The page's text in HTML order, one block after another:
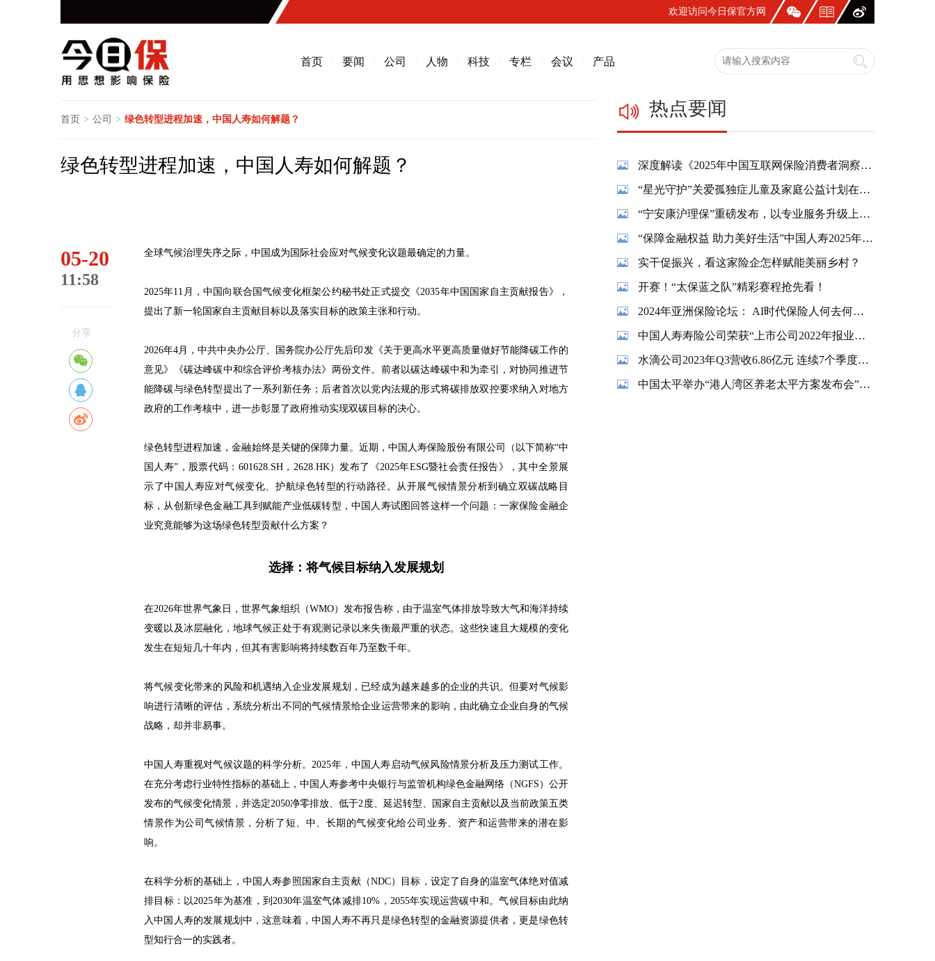
欢迎访问今日保官方网
首页 要闻 公司 人物 科技 专栏 会议 产品
首页 > 公司 > 绿色转型进程加速，中国人寿如何解题？
绿色转型进程加速，中国人寿如何解题？
05-20
11:58
分享
全球气候治理失序之际，中国成为国际社会应对气候变化议题最确定的力量。
2025年11月，中国向联合国气候变化框架公约秘书处正式提交《2035年中国国家自主贡献报告》，
提出了新一轮国家自主贡献目标以及落实目标的政策主张和行动。
2026年4月，中共中央办公厅、国务院办公厅先后印发《关于更高水平更高质量做好节能降碳工作的
意见》《碳达峰碳中和综合评价考核办法》两份文件。前者以碳达峰碳中和为牵引，对协同推进节
能降碳与绿色转型提出了一系列新任务；后者首次以党内法规的形式将碳排放双控要求纳入对地方
政府的工作考核中，进一步彰显了政府推动实现双碳目标的决心。
绿色转型进程加速，金融始终是关键的保障力量。近期，中国人寿保险股份有限公司（以下简称“中
国人寿”，股票代码：601628.SH，2628.HK）发布了《2025年ESG暨社会责任报告》，其中全景展
示了中国人寿应对气候变化、护航绿色转型的行动路径。从开展气候情景分析到确立双碳战略目
标，从创新绿色金融工具到赋能产业低碳转型，中国人寿试图回答这样一个问题：一家保险金融企
业究竟能够为这场绿色转型贡献什么方案？
选择：将气候目标纳入发展规划
在2026年世界气象日，世界气象组织（WMO）发布报告称，由于温室气体排放导致大气和海洋持续
变暖以及冰层融化，地球气候正处于有观测记录以来失衡最严重的状态。这些快速且大规模的变化
发生在短短几十年内，但其有害影响将持续数百年乃至数千年。
将气候变化带来的风险和机遇纳入企业发展规划，已经成为越来越多的企业的共识。但要对气候影
响进行清晰的评估，系统分析出不同的气候情景给企业运营带来的影响，由此确立企业自身的气候
战略，却并非易事。
中国人寿重视对气候议题的科学分析。2025年，中国人寿启动气候风险情景分析及压力测试工作。
在充分考虑行业特性指标的基础上，中国人寿参考中央银行与监管机构绿色金融网络（NGFS）公开
发布的气候变化情景，并选定2050净零排放、低于2度、延迟转型、国家自主贡献以及当前政策五类
情景作为公司气候情景，分析了短、中、长期的气候变化给公司业务、资产和运营带来的潜在影
响。
在科学分析的基础上，中国人寿参照国家自主贡献（NDC）目标，设定了自身的温室气体绝对值减
排目标：以2025年为基准，到2030年温室气体减排10%，2055年实现运营碳中和。气候目标由此纳
入中国人寿的发展规划中，这意味着，中国人寿不再只是绿色转型的金融资源提供者，更是绿色转
型知行合一的实践者。
热点要闻
深度解读《2025年中国互联网保险消费者洞察报告》：一张保单，照见国人生活新模样
“星光守护”关爱孤独症儿童及家庭公益计划在蓉温情启幕
“宁安康沪理保”重磅发布，以专业服务升级上海市民养老保障
“保障金融权益 助力美好生活”中国人寿2025年金融教育宣传周活动精彩纷呈
实干促振兴，看这家险企怎样赋能美丽乡村？
开赛！“太保蓝之队”精彩赛程抢先看！
2024年亚洲保险论坛： AI时代保险人何去何从？
中国人寿寿险公司荣获“上市公司2022年报业绩说明会最佳实践”奖项
水滴公司2023年Q3营收6.86亿元 连续7个季度实现盈利
中国太平举办“港人湾区养老太平方案发布会”暨“香港金融交易及服务有限公司揭牌仪式”